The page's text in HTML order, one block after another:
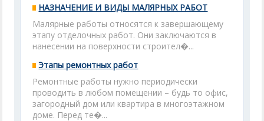
НАЗНАЧЕНИЕ И ВИДЫ МАЛЯРНЫХ РАБОТ
Малярные работы относятся к завершающему
этапу отделочных работ. Они заключаются в
нанесении на поверхности строител�...
Этапы ремонтных работ
Ремонтные работы нужно периодически
проводить в любом помещении – будь то офис,
загородный дом или квартира в многоэтажном
доме. Перед те�...